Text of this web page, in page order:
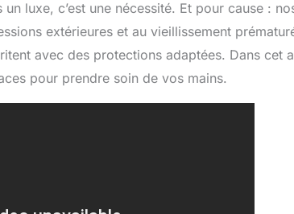
un luxe, c’est une nécessité. Et pour cause :
extérieures et au vieillissement
avec des protections adaptées. Dans cet
pour prendre soin de vos mains.